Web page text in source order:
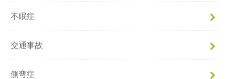
不眠症
交通事故
側弯症